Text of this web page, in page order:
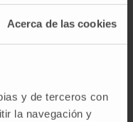
Acerca de las cookies
y de terceros con
la navegación y
Equilíbrio
o ano letivo
Faculdade de
Navarra,